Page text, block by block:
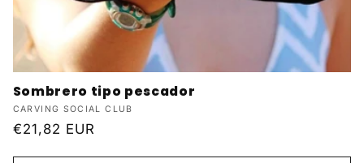
Sombrero tipo pescador
Proveedor:
CARVING SOCIAL CLUB
Precio
€21,82 EUR